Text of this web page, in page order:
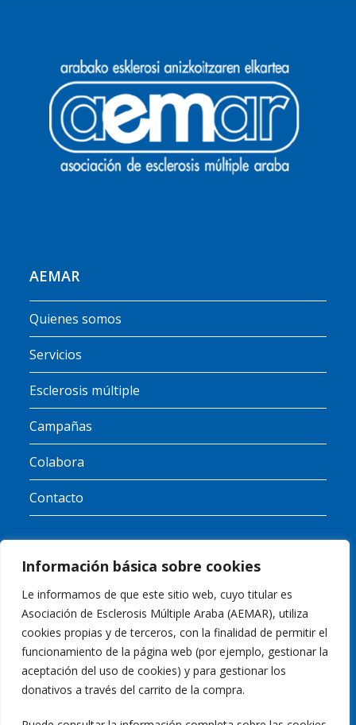
Información básica sobre cookies
Le informamos de que este sitio web, cuyo titular es
Asociación de Esclerosis Múltiple Araba (AEMAR), utiliza
cookies propias y de terceros, con la finalidad de permitir el
funcionamiento de la página web (por ejemplo, gestionar la
aceptación del uso de cookies) y para gestionar los
donativos a través del carrito de la compra.
AEMAR
Quienes somos
Servicios
Esclerosis múltiple
Campañas
Colabora
Contacto
Política de Cookies
Política de Privacidad
Aviso Legal